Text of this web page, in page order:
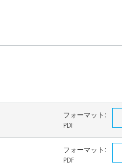
フォーマット:
PDF
フォーマット:
PDF